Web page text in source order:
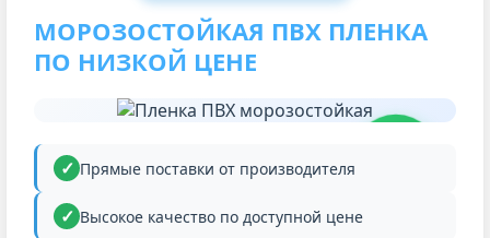
МОРОЗОСТОЙКАЯ ПВХ ПЛЕНКА
ПО НИЗКОЙ ЦЕНЕ
Прямые поставки от производителя
Высокое качество по доступной цене